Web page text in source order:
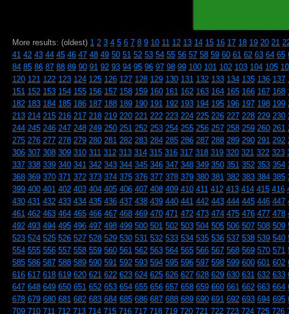
More results: (oldest) 1 2 3 4 5 6 7 8 9 10 11 12 13 14 15 16 17 18 19 20 21
41 42 43 44 45 46 47 48 49 50 51 52 53 54 55 56 57 58 59 60 61 62 63 64 65
84 85 86 87 88 89 90 91 92 93 94 95 96 97 98 99 100 101 102 103 104 105
120 121 122 123 124 125 126 127 128 129 130 131 132 133 134 135 136 137
151 152 153 154 155 156 157 158 159 160 161 162 163 164 165 166 167 168
182 183 184 185 186 187 188 189 190 191 192 193 194 195 196 197 198 199
213 214 215 216 217 218 219 220 221 222 223 224 225 226 227 228 229 230
244 245 246 247 248 249 250 251 252 253 254 255 256 257 258 259 260 261
275 276 277 278 279 280 281 282 283 284 285 286 287 288 289 290 291 292
306 307 308 309 310 311 312 313 314 315 316 317 318 319 320 321 322 323
337 338 339 340 341 342 343 344 345 346 347 348 349 350 351 352 353 354
368 369 370 371 372 373 374 375 376 377 378 379 380 381 382 383 384 385
399 400 401 402 403 404 405 406 407 408 409 410 411 412 413 414 415 416
430 431 432 433 434 435 436 437 438 439 440 441 442 443 444 445 446 447
461 462 463 464 465 466 467 468 469 470 471 472 473 474 475 476 477 478
492 493 494 495 496 497 498 499 500 501 502 503 504 505 506 507 508 509
523 524 525 526 527 528 529 530 531 532 533 534 535 536 537 538 539 540
554 555 556 557 558 559 560 561 562 563 564 565 566 567 568 569 570 571
585 586 587 588 589 590 591 592 593 594 595 596 597 598 599 600 601 602
616 617 618 619 620 621 622 623 624 625 626 627 628 629 630 631 632 633
647 648 649 650 651 652 653 654 655 656 657 658 659 660 661 662 663 664
678 679 680 681 682 683 684 685 686 687 688 689 690 691 692 693 694 695
709 710 711 712 713 714 715 716 717 718 719 720 721 722 723 724 725 726